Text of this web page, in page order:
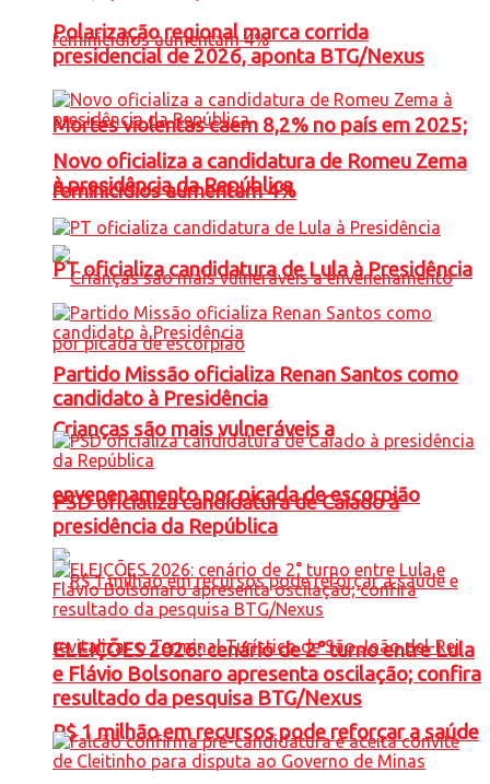
Mortes violentas caem 8,2% no país em 2025;
feminicídios aumentam 4%
Crianças são mais vulneráveis a
envenenamento por picada de escorpião
R$ 1 milhão em recursos pode reforçar a saúde
Polarização regional marca corrida
presidencial de 2026, aponta BTG/Nexus
Novo oficializa a candidatura de Romeu Zema
à presidência da República
PT oficializa candidatura de Lula à Presidência
Partido Missão oficializa Renan Santos como
candidato à Presidência
PSD oficializa candidatura de Caiado à
presidência da República
ELEIÇÕES 2026: cenário de 2° turno entre Lula
e Flávio Bolsonaro apresenta oscilação; confira
resultado da pesquisa BTG/Nexus